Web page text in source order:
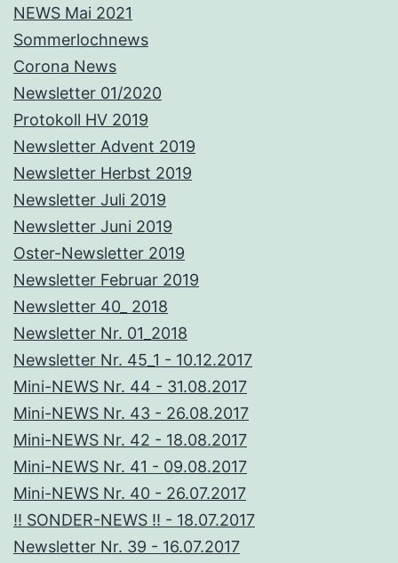
NEWS Mai 2021
Sommerlochnews
Corona News
Newsletter 01/2020
Protokoll HV 2019
Newsletter Advent 2019
Newsletter Herbst 2019
Newsletter Juli 2019
Newsletter Juni 2019
Oster-Newsletter 2019
Newsletter Februar 2019
Newsletter 40_ 2018
Newsletter Nr. 01_2018
Newsletter Nr. 45_1 - 10.12.2017
Mini-NEWS Nr. 44 - 31.08.2017
Mini-NEWS Nr. 43 - 26.08.2017
Mini-NEWS Nr. 42 - 18.08.2017
Mini-NEWS Nr. 41 - 09.08.2017
Mini-NEWS Nr. 40 - 26.07.2017
!! SONDER-NEWS !! - 18.07.2017
Newsletter Nr. 39 - 16.07.2017